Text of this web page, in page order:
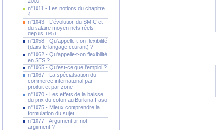
n°1011 - Les notions du chapitre
4
n°1043 - L'évolution du SMIC et
du salaire moyen nets réels
depuis 1951.
n°1058 - Qu'appelle-t-on flexibilité
(dans le langage courant) ?
n°1062 - Qu'appelle-t-on flexibilité
en SES ?
n°1065 - Qu'est-ce que l'emploi ?
n°1067 - La spécialisation du
commerce international par
produit et par zone
n°1070 - Les effets de la baisse
du prix du coton au Burkina Faso
n°1075 - Mieux comprendre la
formulation du sujet.
n°1077 - Argument or not
argument ?